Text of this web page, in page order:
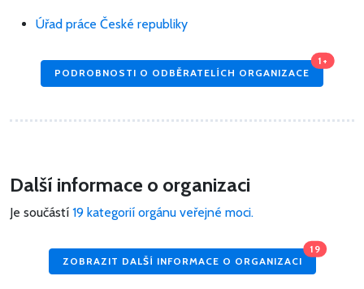
Úřad práce České republiky
PODROBNOSTI O ODBĚRATELÍCH ORGANIZACE
1+
Další informace o organizaci
Je součástí 19 kategorií orgánu veřejné moci.
ZOBRAZIT DALŠÍ INFORMACE O ORGANIZACI
19